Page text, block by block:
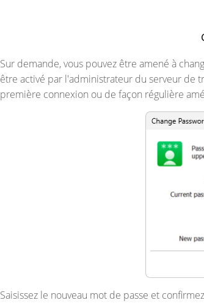
Sur demande, vous pouvez être amené à
être activé par l'administrateur du serveur de
première connexion ou de façon régulière
Saisissez le nouveau mot de passe et